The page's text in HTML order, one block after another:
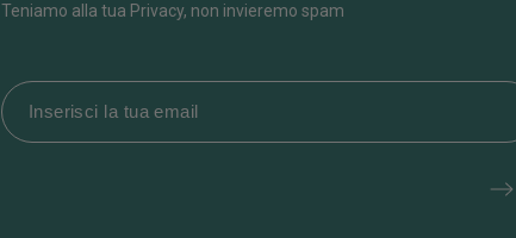
Teniamo alla tua Privacy, non invieremo spam